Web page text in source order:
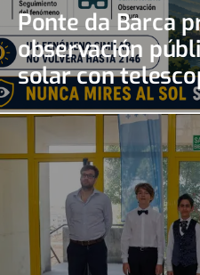
Ponte da Barca
observación
solar con
certificadas